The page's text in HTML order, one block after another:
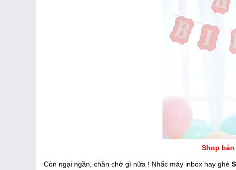
Shop
Còn ngại ngần, chần chờ gì nữa ! Nhấc máy inbox hay ghé